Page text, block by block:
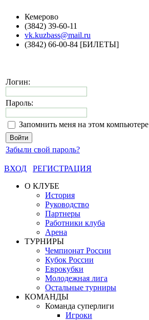
Кемерово
(3842) 39-60-11
vk.kuzbass@mail.ru
(3842) 66-00-84 [БИЛЕТЫ]
Логин:
Пароль:
Запомнить меня на этом компьютере
Забыли свой пароль?
ВХОД
РЕГИСТРАЦИЯ
О КЛУБЕ
История
Руководство
Партнеры
Работники клуба
Арена
ТУРНИРЫ
Чемпионат России
Кубок России
Еврокубки
Молодежная лига
Остальные турниры
КОМАНДЫ
Команда суперлиги
Игроки